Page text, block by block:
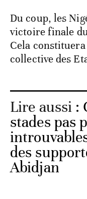
Du coup, les
victoire finale
Cela
collective des
Lire aussi :
stades pas
des
Abidjan